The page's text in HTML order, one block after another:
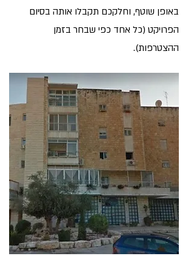
באופן שוטף, וחלקכם תקבלו אותה בסיום
הפרויקט (כל אחד כפי שבחר בזמן
ההצטרפות).